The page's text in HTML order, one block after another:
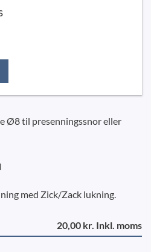
Ø8 til presenningssnor eller
med Zick/Zack lukning.
20,00 kr. Inkl. moms